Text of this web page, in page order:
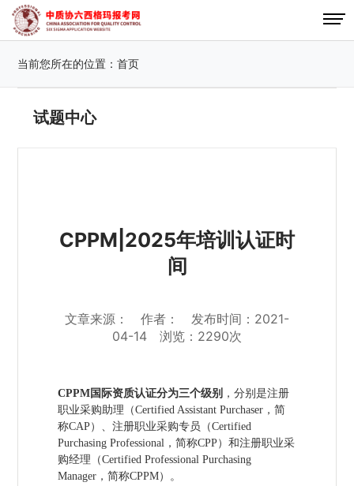
当前您所在的位置：首页
试题中心
CPPM|2025年培训认证时
间
文章来源： 作者： 发布时间：2021-
04-14 浏览：2290次
CPPM国际资质认证分为三个级别 ，分别是注册
职业采购助理（Certified Assistant Purchaser，简
称CAP）、注册职业采购专员（Certified
Purchasing Professional，简称CPP）和注册职业采
购经理（Certified Professional Purchasing
Manager，简称CPPM）。